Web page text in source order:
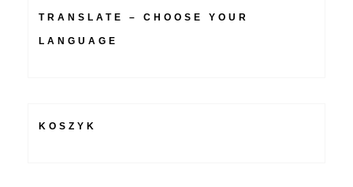
TRANSLATE – CHOOSE YOUR
LANGUAGE
KOSZYK